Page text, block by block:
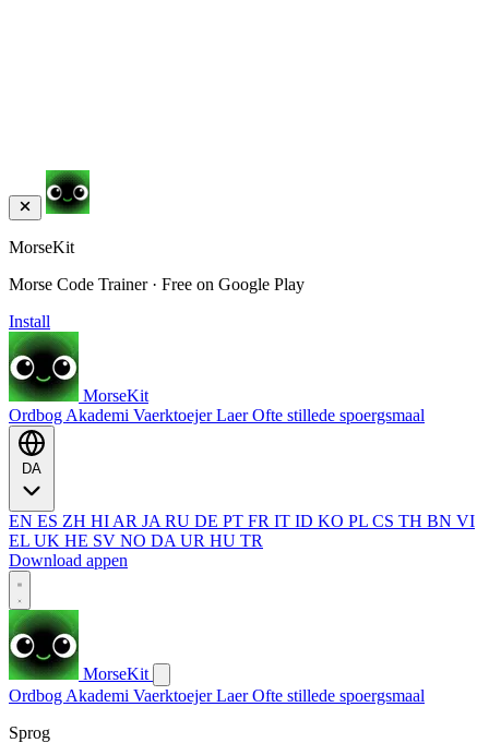
MorseKit
Morse Code Trainer · Free on Google Play
Install
MorseKit
Ordbog Akademi VaerktoejerLaerOfte stillede spoergsmaal
EN ES ZH HI AR JA RU DE PT FR IT ID KO PL CS TH BN VI
EL UK HE SV NO DA UR HU TR
Download appen
MorseKit
Ordbog Akademi VaerktoejerLaerOfte stillede spoergsmaal
Sprog